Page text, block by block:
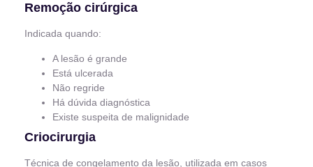
Remoção cirúrgica
Indicada quando:
A lesão é grande
Está ulcerada
Não regride
Há dúvida diagnóstica
Existe suspeita de malignidade
Criocirurgia
Técnica de congelamento da lesão, utilizada em casos